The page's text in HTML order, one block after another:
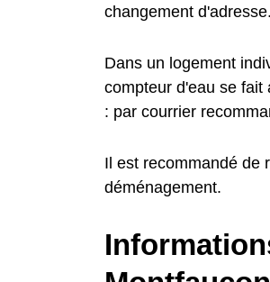
changement d'adresse.
Dans un logement
compteur d'eau se fait
: par courrier
Il est recommandé de
déménagement.